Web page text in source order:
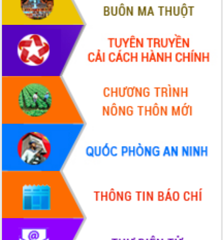
Triển khai đồng bộ đo đạc, lập hồ sơ
địa chính, hoàn thiện cơ sở dữ liệu đất
đai
Ứng dụng sinh trắc học - Bước tiến
trong hành trình chuyển đổi số tại Đắk
Lắk
Đắk Lắk nâng cao hiệu quả công tác
Đảng từ Sổ tay đảng viên điện tử
Đắk Lắk đẩy mạnh nuôi biển công
nghệ, hướng tới phát triển thủy sản
bền vững
Tập huấn nâng cao năng lực triển khai
chuyển đổi số cho cán bộ, công chức
cấp xã
Đắk Lắk phát động hưởng ứng Ngày
Quyền của người tiêu dùng Việt Nam
Đẩy mạnh cải cách hành chính, quyết
tâm đạt được mục tiêu tăng trưởng
hai con số trong năm 2026
Tổ chức trang trọng Lễ hội Đền thờ
Lương Văn Chánh năm 2026